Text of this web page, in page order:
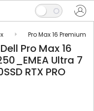
Pro Max 16 Premium
Pro Max 16
Ultra 7
RTX PRO